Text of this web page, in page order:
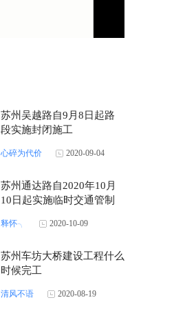
苏州吴越路自9月8日起路
段实施封闭施工
心碎为代价 2020-09-04
苏州通达路自2020年10月
10日起实施临时交通管制
释怀╮ 2020-10-09
苏州车坊大桥建设工程什么
时候完工
清风不语 2020-08-19